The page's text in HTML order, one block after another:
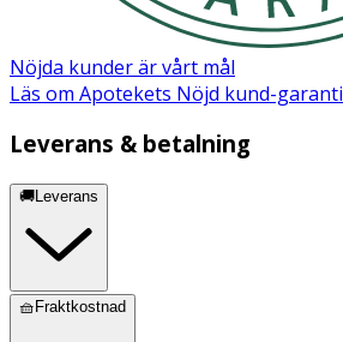
Nöjda kunder är vårt mål
Läs om Apotekets Nöjd kund-garanti
Leverans & betalning
🚚Leverans
🧺Fraktkostnad